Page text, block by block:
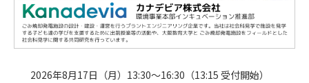
2026年8月17日（月）13:30～16:30（13:15 受付開始）